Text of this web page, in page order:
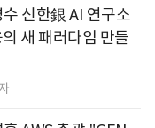
신한銀 AI 연구소
새 패러다임 만들